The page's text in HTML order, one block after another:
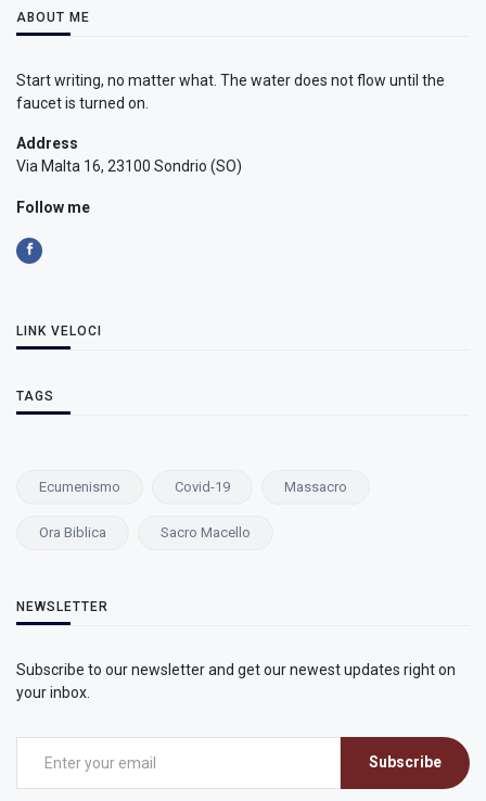
ABOUT ME
Start writing, no matter what. The water does not flow until the
faucet is turned on.
Address
Via Malta 16, 23100 Sondrio (SO)
Follow me
LINK VELOCI
TAGS
Ecumenismo Covid-19 Massacro
Ora Biblica Sacro Macello
NEWSLETTER
Subscribe to our newsletter and get our newest updates right on
your inbox.
Subscribe